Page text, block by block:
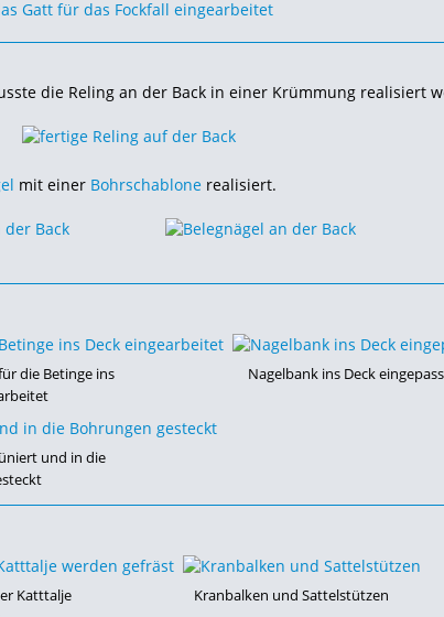
die Reling an der Back in einer Krümmung realisiert
mit einer Bohrschablone realisiert.
die Betinge ins
Nagelbank ins Deck
und in die
Katttalje
Kranbalken und Sattelstützen